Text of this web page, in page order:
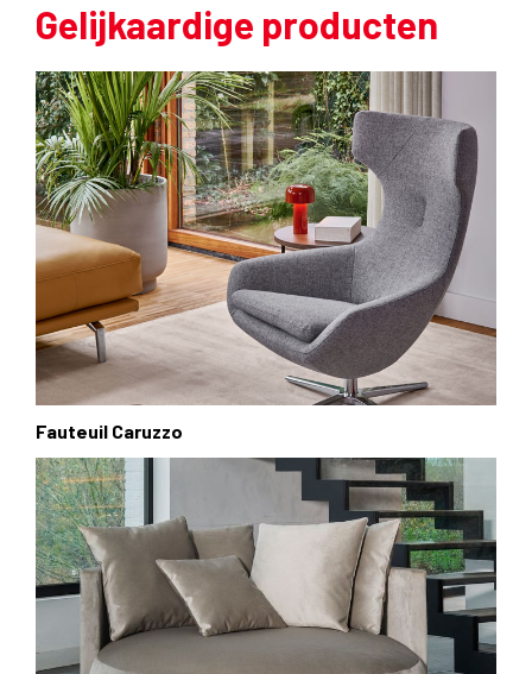
Gelijkaardige producten
Fauteuil Caruzzo